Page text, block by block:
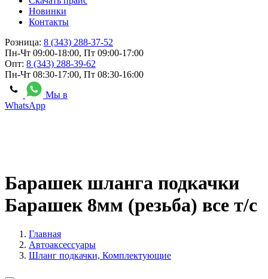
Новинки
Контакты
Розница: 8 (343) 288-37-52
Пн-Чт 09:00-18:00, Пт 09:00-17:00
Опт: 8 (343) 288-39-62
Пн-Чт 08:30-17:00, Пт 08:30-16:00
Мы в
WhatsApp
Барашек шланга подкачки
Барашек 8мм (резьба) все т/с
Главная
Автоаксессуары
Шланг подкачки, Комплектующие